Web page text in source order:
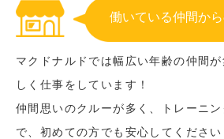
働いている仲間か
マクドナルドでは幅広い年齢の仲間
しく仕事をしています！
仲間思いのクルーが多く、トレーニ
で、初めての方でも安心してください